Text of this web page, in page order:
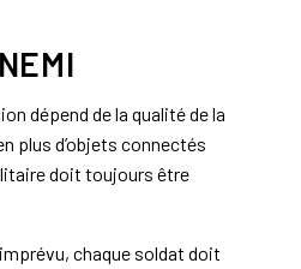
dépend de la qualité de la
plus d’objets connectés
doit toujours être
chaque soldat doit